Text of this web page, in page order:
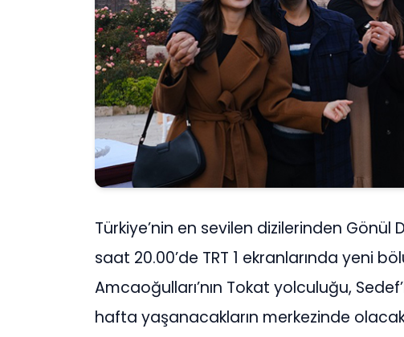
Türkiye’nin en sevilen dizilerinden Gönül
saat 20.00’de TRT 1 ekranlarında yeni
Amcaoğulları’nın Tokat yolculuğu,
hafta yaşanacakların merkezinde